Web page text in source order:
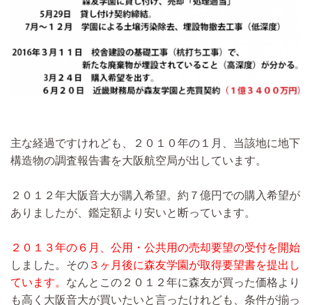
主な経過ですけれども、２０１０年の１月、当該地に地下
構造物の調査報告書を大阪航空局が出しています。
２０１２年大阪音大が購入希望。約７億円での購入希望が
ありましたが、鑑定額より安いと断っています。
２０１３年の６月、公用・公共用の売却要望の受付を開始
しました。その ３ヶ月後に森友学園が取得要望書を提出し
ています。 なんとこの２０１２年に森友が買った価格より
も高く大阪音大が買いたいと言ったけれども、条件が揃っ